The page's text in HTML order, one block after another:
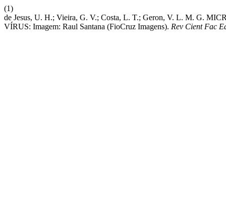
(1)
de Jesus, U. H.; Vieira, G. V.; Costa, L. T.; Geron, V. L. M. G.
VÍRUS: Imagem: Raul Santana (FioCruz Imagens). Rev Cient Fac